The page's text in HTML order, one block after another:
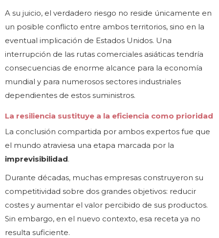
A su juicio, el verdadero riesgo no reside únicamente en
un posible conflicto entre ambos territorios, sino en la
eventual implicación de Estados Unidos. Una
interrupción de las rutas comerciales asiáticas tendría
consecuencias de enorme alcance para la economía
mundial y para numerosos sectores industriales
dependientes de estos suministros.
La resiliencia sustituye a la eficiencia como prioridad
La conclusión compartida por ambos expertos fue que
el mundo atraviesa una etapa marcada por la
imprevisibilidad.
Durante décadas, muchas empresas construyeron su
competitividad sobre dos grandes objetivos: reducir
costes y aumentar el valor percibido de sus productos.
Sin embargo, en el nuevo contexto, esa receta ya no
resulta suficiente.